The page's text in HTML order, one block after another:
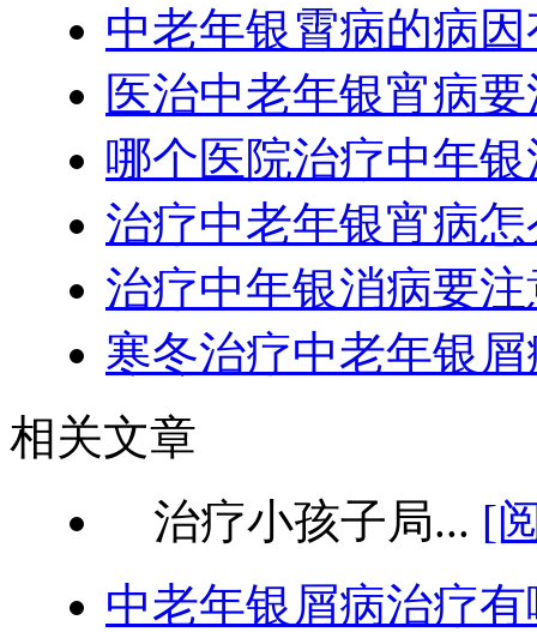
中老年银霄病的病
医治中老年银宵病
哪个医院治疗中年
治疗中老年银宵病
治疗中年银消病要
寒冬治疗中老年银
相关文章
治疗小孩子局... [
中老年银屑病治疗